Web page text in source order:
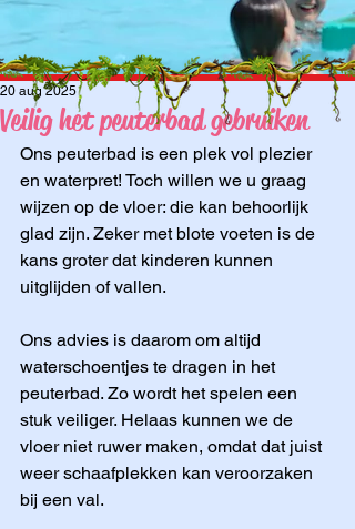
Veilig het peuterbad gebruiken
20 aug 2025
Ons peuterbad is een plek vol plezier
en waterpret! Toch willen we u graag
wijzen op de vloer: die kan behoorlijk
glad zijn. Zeker met blote voeten is de
kans groter dat kinderen kunnen
uitglijden of vallen.
Ons advies is daarom om altijd
waterschoentjes te dragen in het
peuterbad. Zo wordt het spelen een
stuk veiliger. Helaas kunnen we de
vloer niet ruwer maken, omdat dat juist
weer schaafplekken kan veroorzaken
bij een val.